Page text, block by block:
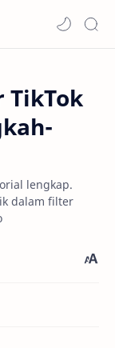
TikTok
lengkap.
dalam filter